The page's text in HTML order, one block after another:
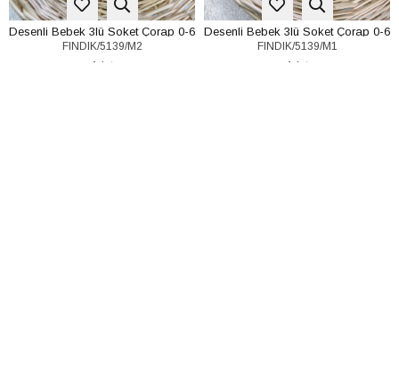
Desenli Bebek 3lü Soket Çorap 0-6
Ay
FINDIK/5139/M2
Adet
Desenli Bebek 3lü Soket Çorap 0-6
Ay
FINDIK/5139/M1
Adet